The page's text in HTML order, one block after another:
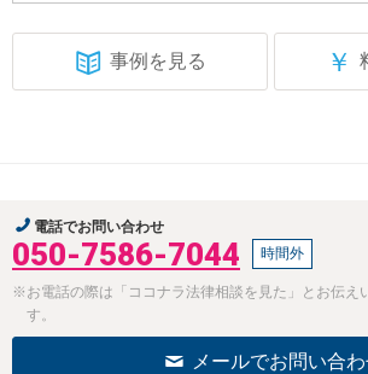
事例を見る ￥
電話でお問い合わせ
050-7586-7044 時間外
※お電話の際は「ココナラ法律相談を見た」とお伝え
す。
メールでお問い合